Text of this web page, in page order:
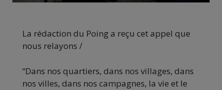
La rédaction du Poing a reçu cet appel que
nous relayons /
“Dans nos quartiers, dans nos villages, dans
nos villes, dans nos campagnes, la vie et le